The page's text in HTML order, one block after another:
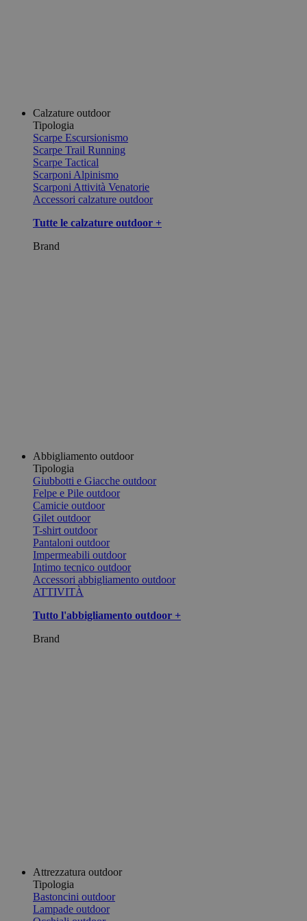
Calzature outdoor
Tipologia
Scarpe Escursionismo
Scarpe Trail Running
Scarpe Tactical
Scarponi Alpinismo
Scarponi Attività Venatorie
Accessori calzature outdoor
Tutte le calzature outdoor +
Brand
Abbigliamento outdoor
Tipologia
Giubbotti e Giacche outdoor
Felpe e Pile outdoor
Camicie outdoor
Gilet outdoor
T-shirt outdoor
Pantaloni outdoor
Impermeabili outdoor
Intimo tecnico outdoor
Accessori abbigliamento outdoor
ATTIVITÀ
Tutto l'abbigliamento outdoor +
Brand
Attrezzatura outdoor
Tipologia
Bastoncini outdoor
Lampade outdoor